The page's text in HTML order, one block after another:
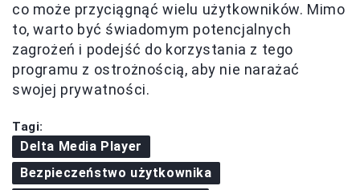
co może przyciągnąć wielu użytkowników. Mimo
to, warto być świadomym potencjalnych
zagrożeń i podejść do korzystania z tego
programu z ostrożnością, aby nie narażać
swojej prywatności.
Tagi:
Delta Media Player
Bezpieczeństwo użytkownika